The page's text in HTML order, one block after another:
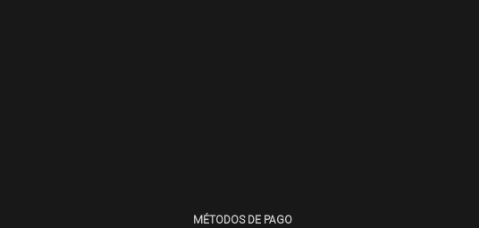
MÉTODOS DE PAGO